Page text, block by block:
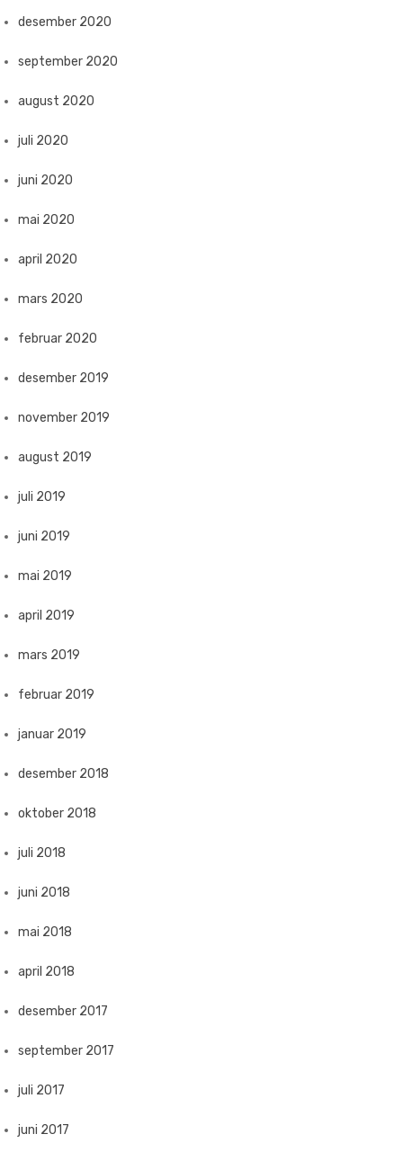
desember 2020
september 2020
august 2020
juli 2020
juni 2020
mai 2020
april 2020
mars 2020
februar 2020
desember 2019
november 2019
august 2019
juli 2019
juni 2019
mai 2019
april 2019
mars 2019
februar 2019
januar 2019
desember 2018
oktober 2018
juli 2018
juni 2018
mai 2018
april 2018
desember 2017
september 2017
juli 2017
juni 2017